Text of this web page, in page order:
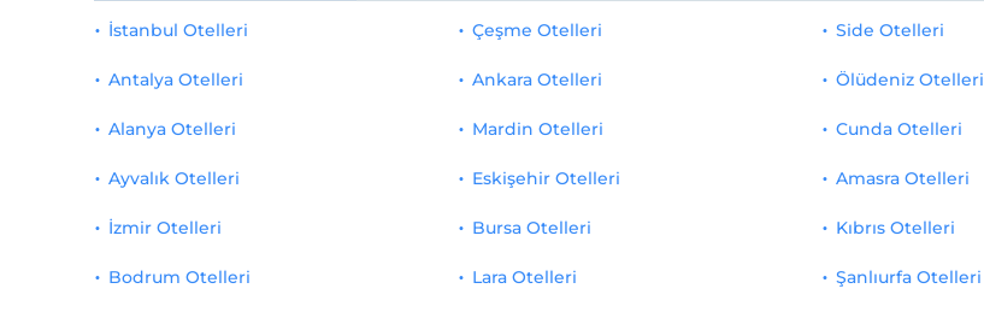
İstanbul Otelleri
Antalya Otelleri
Alanya Otelleri
Ayvalık Otelleri
İzmir Otelleri
Çeşme Otelleri
Ankara Otelleri
Mardin Otelleri
Eskişehir Otelleri
Bursa Otelleri
Side Otelleri
Ölüdeniz Otelleri
Cunda Otelleri
Amasra Otelleri
Kıbrıs Otelleri
Bodrum Otelleri Lara Otelleri Şanlıurfa Otelleri